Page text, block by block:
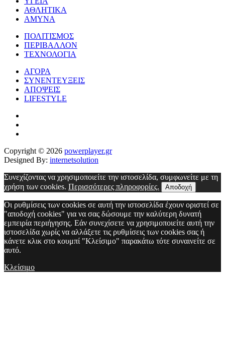
ΑΘΛΗΤΙΚΑ
ΑΜΥΝΑ
ΠΟΛΙΤΙΣΜΟΣ
ΠΕΡΙΒΑΛΛΟΝ
ΤΕΧΝΟΛΟΓΙΑ
ΑΓΟΡΑ
ΣΥΝΕΝΤΕΥΞΕΙΣ
ΑΠΟΨΕΙΣ
LIFESTYLE
Copyright © 2026 powerplayer.gr
Designed By: internetsolution
Συνεχίζοντας να χρησιμοποιείτε την ιστοσελίδα, συμφωνείτε με τη
χρήση των cookies. Περισσότερες πληροφορίες. Αποδοχή
Οι ρυθμίσεις των cookies σε αυτή την ιστοσελίδα έχουν οριστεί σε
"αποδοχή cookies" για να σας δώσουμε την καλύτερη δυνατή
εμπειρία περιήγησης. Εάν συνεχίσετε να χρησιμοποιείτε αυτή την
ιστοσελίδα χωρίς να αλλάξετε τις ρυθμίσεις των cookies σας ή
κάνετε κλικ στο κουμπί "Κλείσιμο" παρακάτω τότε συναινείτε σε
αυτό.
Κλείσιμο